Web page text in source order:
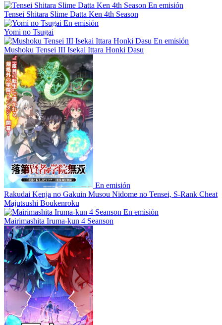
En emisión
Tensei Shitara Slime Datta Ken 4th Season
En emisión
Yomi no Tsugai
En emisión
Mushoku Tensei III Isekai Ittara Honki Dasu
En emisión
Rakudai Kenja no Gakuin Musou Nidome no Tensei, S-Rank Cheat
Majutsushi Boukenroku
En emisión
Mairimashita Iruma-kun 4 Seanson